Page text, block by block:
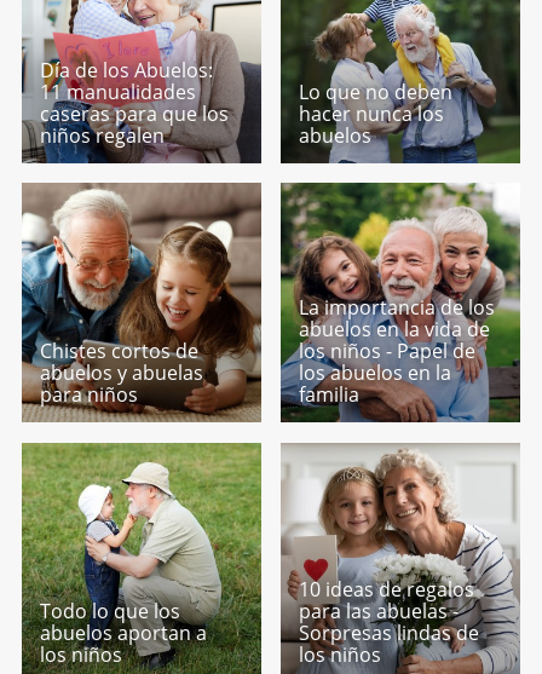
Día de los Abuelos:
11 manualidades
caseras para que los
niños regalen
Lo que no deben
hacer nunca los
abuelos
Chistes cortos de
abuelos y abuelas
para niños
La importancia de los
abuelos en la vida de
los niños - Papel de
los abuelos en la
familia
Todo lo que los
abuelos aportan a
los niños
10 ideas de regalos
para las abuelas -
Sorpresas lindas de
los niños